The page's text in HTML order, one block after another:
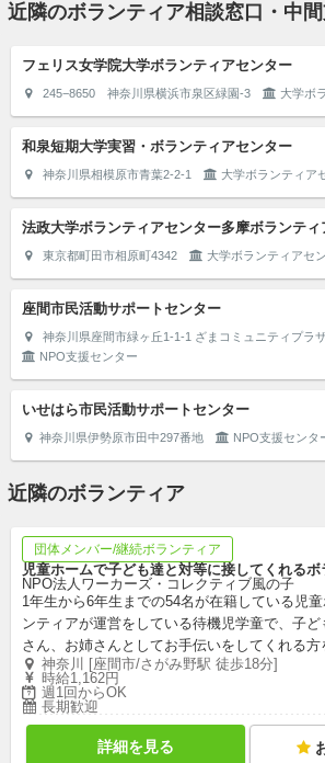
近隣のボランティア相談窓口・中
フェリス女学院大学ボランティアセンター
245−8650 神奈川県横浜市泉区緑園-3 大学ボ
和泉短期大学実習・ボランティアセンター
神奈川県相模原市青葉2-2-1 大学ボランティア
法政大学ボランティアセンター多摩ボランティ
東京都町田市相原町4342 大学ボランティアセ
座間市民活動サポートセンター
神奈川県座間市緑ヶ丘1-1-1 ざまコミュニティプラ
NPO支援センター
いせはら市民活動サポートセンター
神奈川県伊勢原市田中297番地 NPO支援センタ
近隣のボランティア
団体メンバー/継続ボランティア
児童ホームで子ども達と対等に接してくれる
NPO法人ワーカーズ・コレクティブ風の子
1年生から6年生までの54名が在籍している児
ンティアが運営をしている待機児学童で、子
さん、お姉さんとしてお手伝いをしてくれる方
神奈川 [座間市/さがみ野駅 徒歩18分]
時給1,162円
週1回からOK
長期歓迎
詳細を見る